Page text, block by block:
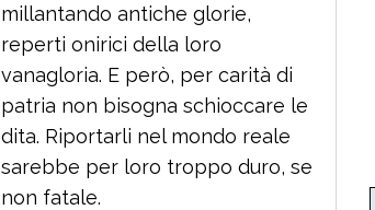
millantando antiche glorie,
reperti onirici della loro
vanagloria. E però, per carità di
patria non bisogna schioccare le
dita. Riportarli nel mondo reale
sarebbe per loro troppo duro, se
non fatale.